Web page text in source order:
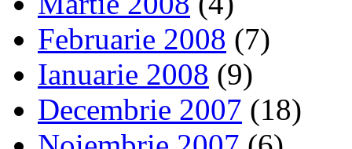
Februarie 2008 (7)
Ianuarie 2008 (9)
Decembrie 2007 (18)